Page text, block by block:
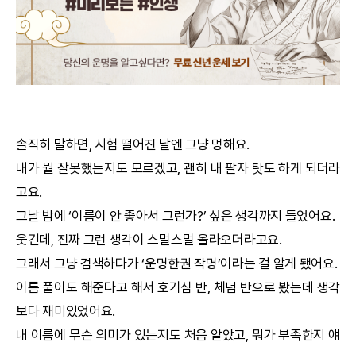
꿈해몽
수리사주
문의사항
솔직히 말하면, 시험 떨어진 날엔 그냥 멍해요.
내가 뭘 잘못했는지도 모르겠고, 괜히 내 팔자 탓도 하게 되더라
고요.
그날 밤에 ‘이름이 안 좋아서 그런가?’ 싶은 생각까지 들었어요.
웃긴데, 진짜 그런 생각이 스멀스멀 올라오더라고요.
그래서 그냥 검색하다가 ‘운명한권 작명’이라는 걸 알게 됐어요.
이름 풀이도 해준다고 해서 호기심 반, 체념 반으로 봤는데 생각
보다 재미있었어요.
내 이름에 무슨 의미가 있는지도 처음 알았고, 뭐가 부족한지 얘